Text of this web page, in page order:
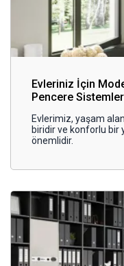
Evleriniz İçin
Pencere
Evlerimiz, yaşam
biridir ve konforlu bir
önemlidir.